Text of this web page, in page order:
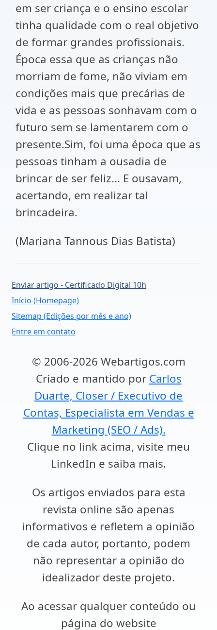
em ser criança e o ensino escolar
tinha qualidade com o real objetivo
de formar grandes profissionais.
Época essa que as crianças não
morriam de fome, não viviam em
condições mais que precárias de
vida e as pessoas sonhavam com o
futuro sem se lamentarem com o
presente.Sim, foi uma época que as
pessoas tinham a ousadia de
brincar de ser feliz... E ousavam,
acertando, em realizar tal
brincadeira.
(Mariana Tannous Dias Batista)
Enviar artigo - Certificado Digital 10h
Início (Homepage)
Sitemap (Edições por mês e ano)
Entre em contato
© 2006-2026 Webartigos.com
Criado e mantido por Carlos
Duarte, Closer / Executivo de
Contas, Especialista em Vendas e
Marketing (SEO / Ads).
Clique no link acima, visite meu
LinkedIn e saiba mais.
Os artigos enviados para esta
revista online são apenas
informativos e refletem a opinião
de cada autor, portanto, podem
não representar a opinião do
idealizador deste projeto.
Ao acessar qualquer conteúdo ou
página do website